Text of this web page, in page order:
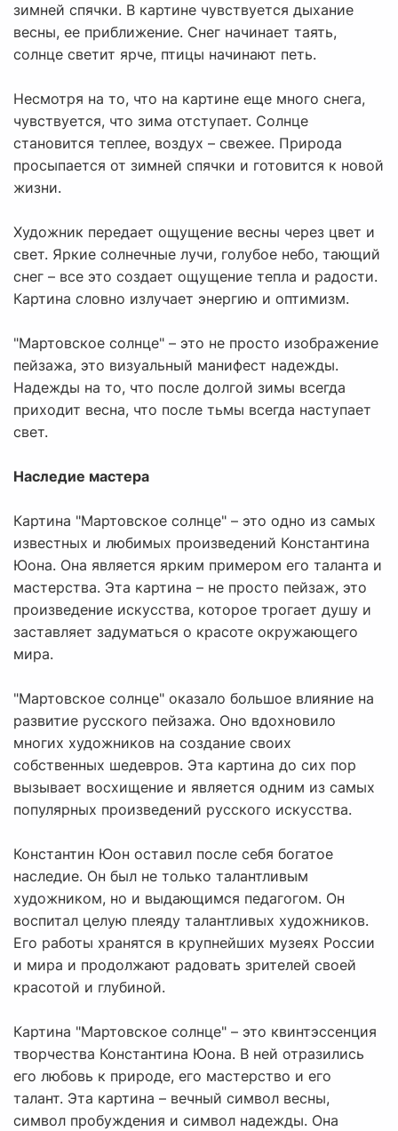
зимней спячки. В картине чувствуется дыхание
весны, ее приближение. Снег начинает таять,
солнце светит ярче, птицы начинают петь.
Несмотря на то, что на картине еще много снега,
чувствуется, что зима отступает. Солнце
становится теплее, воздух – свежее. Природа
просыпается от зимней спячки и готовится к новой
жизни.
Художник передает ощущение весны через цвет и
свет. Яркие солнечные лучи, голубое небо, тающий
снег – все это создает ощущение тепла и радости.
Картина словно излучает энергию и оптимизм.
"Мартовское солнце" – это не просто изображение
пейзажа, это визуальный манифест надежды.
Надежды на то, что после долгой зимы всегда
приходит весна, что после тьмы всегда наступает
свет.
Наследие мастера
Картина "Мартовское солнце" – это одно из самых
известных и любимых произведений Константина
Юона. Она является ярким примером его таланта и
мастерства. Эта картина – не просто пейзаж, это
произведение искусства, которое трогает душу и
заставляет задуматься о красоте окружающего
мира.
"Мартовское солнце" оказало большое влияние на
развитие русского пейзажа. Оно вдохновило
многих художников на создание своих
собственных шедевров. Эта картина до сих пор
вызывает восхищение и является одним из самых
популярных произведений русского искусства.
Константин Юон оставил после себя богатое
наследие. Он был не только талантливым
художником, но и выдающимся педагогом. Он
воспитал целую плеяду талантливых художников.
Его работы хранятся в крупнейших музеях России
и мира и продолжают радовать зрителей своей
красотой и глубиной.
Картина "Мартовское солнце" – это квинтэссенция
творчества Константина Юона. В ней отразились
его любовь к природе, его мастерство и его
талант. Эта картина – вечный символ весны,
символ пробуждения и символ надежды. Она